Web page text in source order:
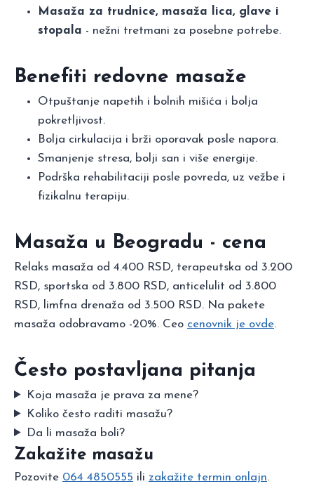
Masaža za trudnice, masaža lica, glave i
stopala - nežni tretmani za posebne potrebe.
Benefiti redovne masaže
Otpuštanje napetih i bolnih mišića i bolja
pokretljivost.
Bolja cirkulacija i brži oporavak posle napora.
Smanjenje stresa, bolji san i više energije.
Podrška rehabilitaciji posle povreda, uz vežbe i
fizikalnu terapiju.
Masaža u Beogradu - cena
Relaks masaža od 4.400 RSD, terapeutska od 3.200
RSD, sportska od 3.800 RSD, anticelulit od 3.800
RSD, limfna drenaža od 3.500 RSD. Na pakete
masaža odobravamo -20%. Ceo cenovnik je ovde.
Često postavljana pitanja
Koja masaža je prava za mene?
Koliko često raditi masažu?
Da li masaža boli?
Zakažite masažu
Pozovite 064 4850555 ili zakažite termin onlajn.